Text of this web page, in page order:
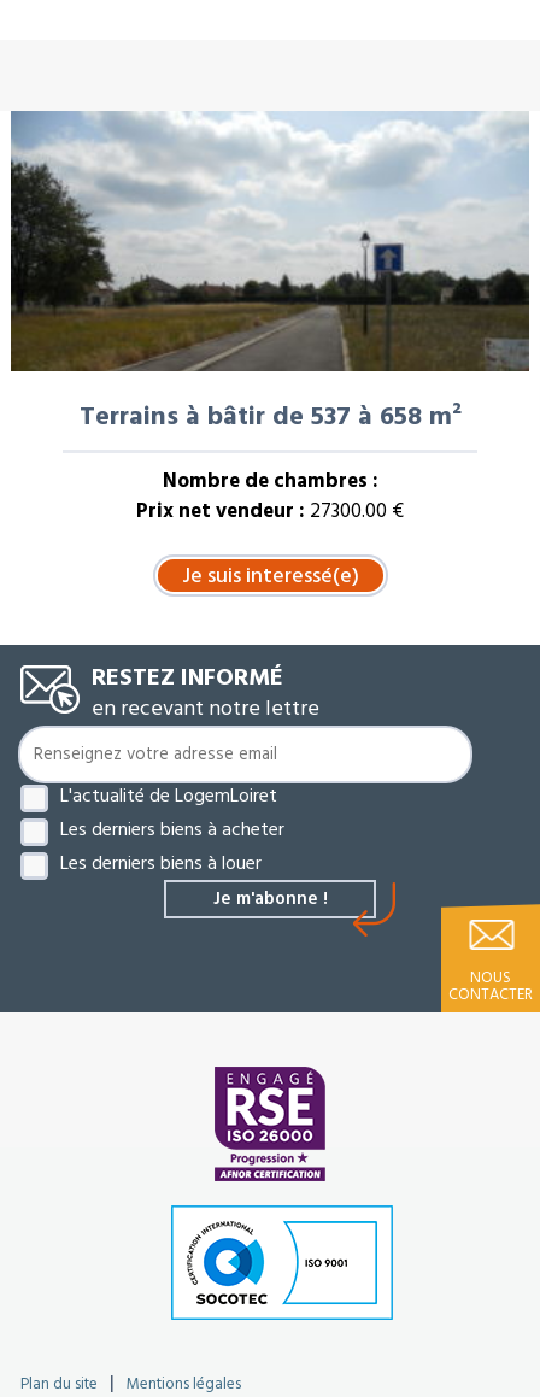
Terrains à bâtir de 537 à 658 m²
Nombre de chambres :
Prix net vendeur : 27300.00 €
RESTEZ INFORMÉ
en recevant notre lettre
L'actualité de LogemLoiret
Les derniers biens à acheter
Les derniers biens à louer
NOUS
CONTACTER
Plan du site Mentions légales